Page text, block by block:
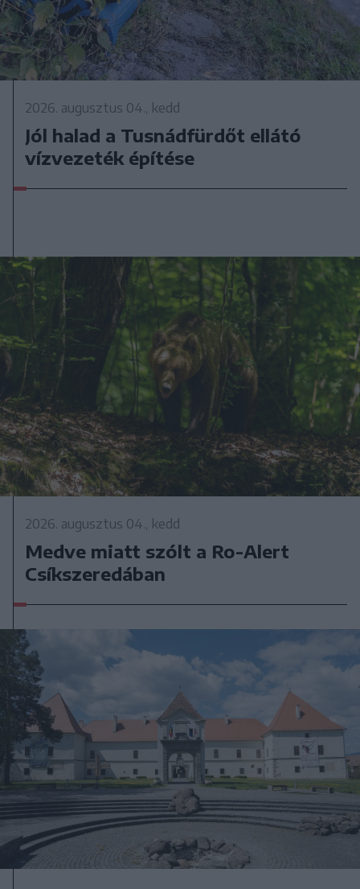
2026. augusztus 04., kedd
Jól halad a Tusnádfürdőt ellátó
vízvezeték építése
2026. augusztus 04., kedd
Medve miatt szólt a Ro-Alert
Csíkszeredában